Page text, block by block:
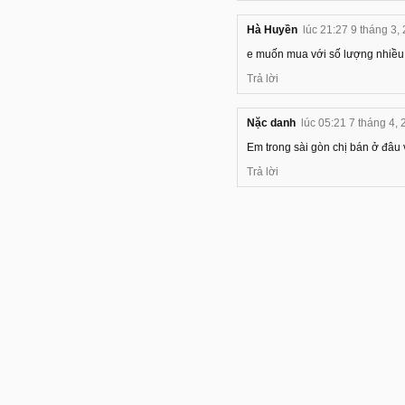
Hà Huyền
lúc 21:27 9 tháng 3,
e muốn mua với số lượng nhiều
Trả lời
Nặc danh
lúc 05:21 7 tháng 4,
Em trong sài gòn chị bán ở đâu
Trả lời